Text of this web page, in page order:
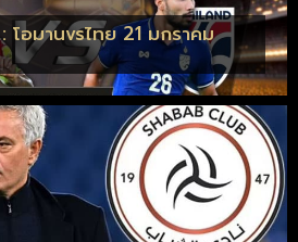
โอมานvsไทย 21 มกราคม